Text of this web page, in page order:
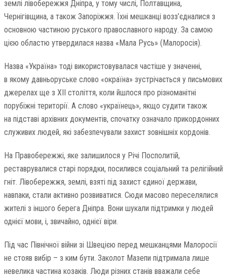
землі лівобережжя Дніпра, у тому числі, Полтавщина,
Чернігівщина, а також Запоріжжя. Їхні мешканці возз’єдналися з
основною частиною руського православного народу. За самою
цією областю утвердилася назва «Мала Русь» (Малоросія).
Назва «Україна» тоді використовувалася частіше у значенні,
в якому давньоруське слово «окраїна» зустрічається у письмових
джерелах ще з ХІІ століття, коли йшлося про різноманітні
порубіжні території. А слово «українець», якщо судити також
на підставі архівних документів, спочатку означало прикордонних
служивих людей, які забезпечували захист зовнішніх кордонів.
На Правобережжі, яке залишилося у Річі Посполитій,
реставрувалися старі порядки, посилився соціальний та релігійний
гніт. Лівобережжя, землі, взяті під захист єдиної держави,
навпаки, стали активно розвиватися. Сюди масово переселялися
жителі з іншого берега Дніпра. Вони шукали підтримки у людей
однієї мови, і, звичайно, однієї віри.
Під час Північної війни зі Швецією перед мешканцями Малоросії
не стояв вибір – з ким бути. Заколот Мазепи підтримала лише
невелика частина козаків. Люди різних станів вважали себе